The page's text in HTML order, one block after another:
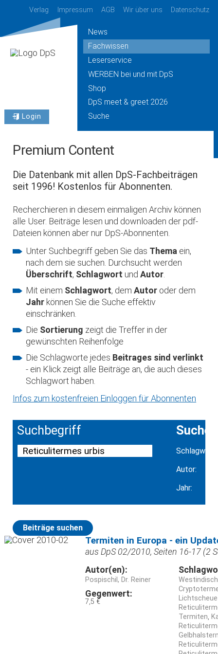
Verlag Impressum AGB Wir über uns Datenschutz
Login
News
Fachwissen
Leserservice
WERBEN bei und mit DpS
Shop
DpS meet & greet 2026
Suche
Premium Content
Die Datenbank mit allen DpS-Fachbeiträgen
seit 1996! Kostenlos für Abonnenten.
Recherchieren in diesem einmaligen Archiv können
alle User. Beiträge lesen und downloaden der pdf-
Dateien können aber nur DpS-Abonnenten.
Unter Suchbegriff geben Sie das Thema ein,
nach dem sie suchen. Durchsucht werden
Überschrift, Schlagwort undAutor
Mit einem Schlagwort, demAutor oder dem
Jahr können Sie die Suche effektiv
einschränken.
Die Sortierung zeigt die Treffer in der
gewünschten Reihenfolge
Die Schlagworte jedes Beitrages sind verlinkt
- ein Klick zeigt alle Beiträge an, die auch dieses
Schlagwort haben.
Infos zum kostenfreien Einloggen für Abonnenten
Suchbegriff Suche
Schlagwort:
Autor:
Jahr:
Beiträge suchen
Termiten in Europa - ein
aus DpS 02/2010, Seiten 16-17 (2
Autor(en):
Pospischil, Dr. Reiner
Gegenwert:
7,5 €
Termiten